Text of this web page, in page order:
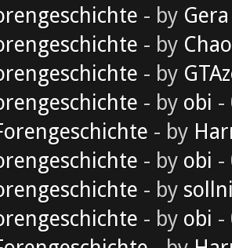
- by Gera
- by
- by
- by obi -
- by
- by obi -
- by
- by obi -